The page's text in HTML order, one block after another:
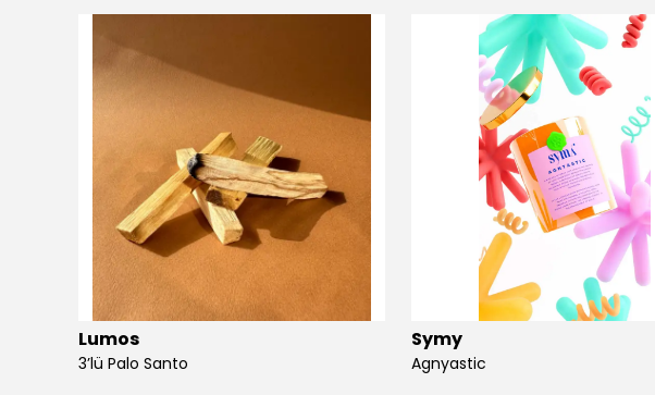
Lumos
3’lü Palo Santo
Symy
Agnyastic